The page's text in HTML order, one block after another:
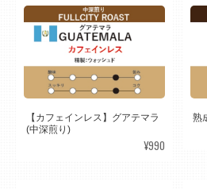
【カフェインレス】グアテマラ
(中深煎り)
¥990
熟